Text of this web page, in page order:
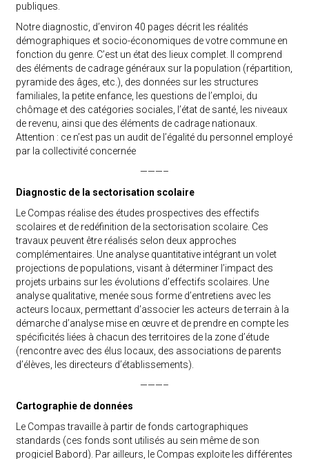
publiques.
Notre diagnostic, d’environ 40 pages décrit les réalités
démographiques et socio-économiques de votre commune en
fonction du genre. C’est un état des lieux complet. Il comprend
des éléments de cadrage généraux sur la population (répartition,
pyramide des âges, etc.), des données sur les structures
familiales, la petite enfance, les questions de l’emploi, du
chômage et des catégories sociales, l’état de santé, les niveaux
de revenu, ainsi que des éléments de cadrage nationaux.
Attention : ce n’est pas un audit de l’égalité du personnel employé
par la collectivité concernée
———–
Diagnostic de la sectorisation scolaire
Le Compas réalise des études prospectives des effectifs
scolaires et de redéfinition de la sectorisation scolaire. Ces
travaux peuvent être réalisés selon deux approches
complémentaires. Une analyse quantitative intégrant un volet
projections de populations, visant à déterminer l’impact des
projets urbains sur les évolutions d’effectifs scolaires. Une
analyse qualitative, menée sous forme d’entretiens avec les
acteurs locaux, permettant d’associer les acteurs de terrain à la
démarche d’analyse mise en œuvre et de prendre en compte les
spécificités liées à chacun des territoires de la zone d’étude
(rencontre avec des élus locaux, des associations de parents
d’élèves, les directeurs d’établissements).
———–
Cartographie de données
Le Compas travaille à partir de fonds cartographiques
standards (ces fonds sont utilisés au sein même de son
progiciel Babord). Par ailleurs, le Compas exploite les différentes